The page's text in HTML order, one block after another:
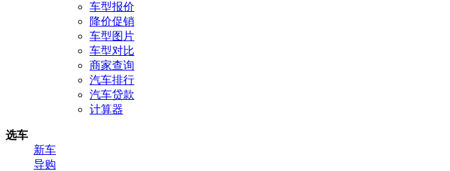
车型报价
降价促销
车型图片
车型对比
商家查询
汽车排行
汽车贷款
计算器
选车
新车
导购